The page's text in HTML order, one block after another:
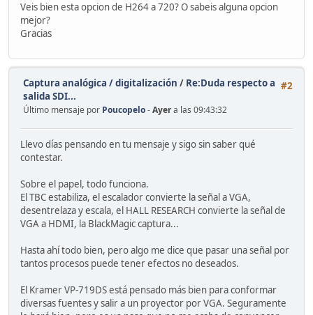
Veis bien esta opcion de H264 a 720? O sabeis alguna opcion
mejor?
Gracias
#2
Captura analógica / digitalización / Re:Duda respecto a
salida SDI...
Último mensaje por Poucopelo-Ayera las 09:43:32
Llevo días pensando en tu mensaje y sigo sin saber qué
contestar.
Sobre el papel, todo funciona.
El TBC estabiliza, el escalador convierte la señal a VGA,
desentrelaza y escala, el HALL RESEARCH convierte la señal de
VGA a HDMI, la BlackMagic captura...
Hasta ahí todo bien, pero algo me dice que pasar una señal por
tantos procesos puede tener efectos no deseados.
El Kramer VP-719DS está pensado más bien para conformar
diversas fuentes y salir a un proyector por VGA. Seguramente